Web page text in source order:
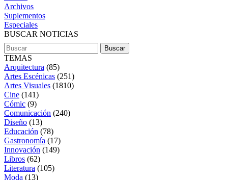
Archivos
Suplementos
Especiales
BUSCAR NOTICIAS
TEMAS
Arquitectura (85)
Artes Escénicas (251)
Artes Visuales (1810)
Cine (141)
Cómic (9)
Comunicación (240)
Diseño (13)
Educación (78)
Gastronomía (17)
Innovación (149)
Libros (62)
Literatura (105)
Moda (13)